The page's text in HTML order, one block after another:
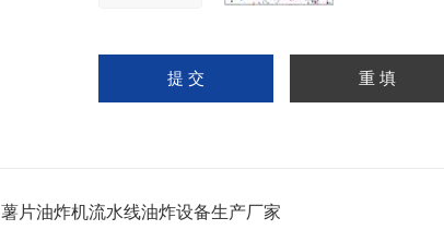
薯片油炸机流水线油炸设备生产厂家